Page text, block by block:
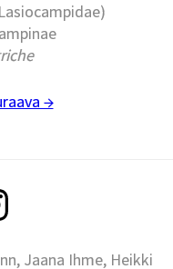
→
Jaana Ihme, Heikki